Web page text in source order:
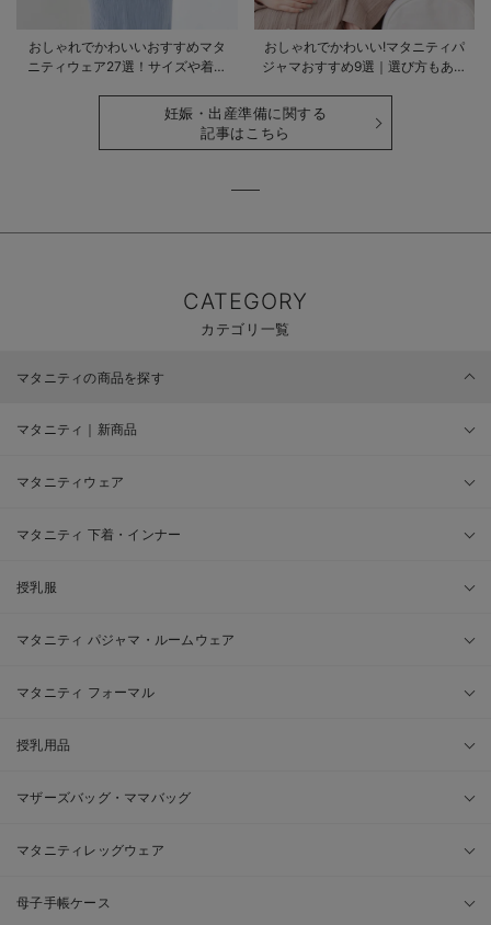
おしゃれでかわいいおすすめマタ
ニティウェア27選！サイズや着る
おしゃれでかわいい!マタニティパ
ジャマおすすめ9選｜選び方もあわ
妊娠・出産準備に関する
記事はこちら
CATEGORY
カテゴリ一覧
マタニティの商品を探す
マタニティ｜新商品
マタニティウェア
マタニティ 下着・インナー
授乳服
マタニティ パジャマ・ルームウェア
マタニティ フォーマル
授乳用品
マザーズバッグ・ママバッグ
マタニティレッグウェア
母子手帳ケース